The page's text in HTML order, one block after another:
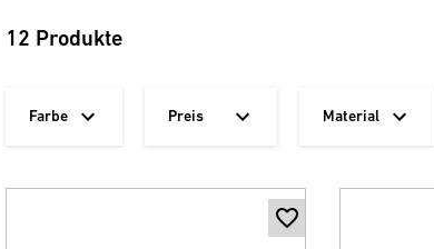
12 Produkte
Farbe Preis Material